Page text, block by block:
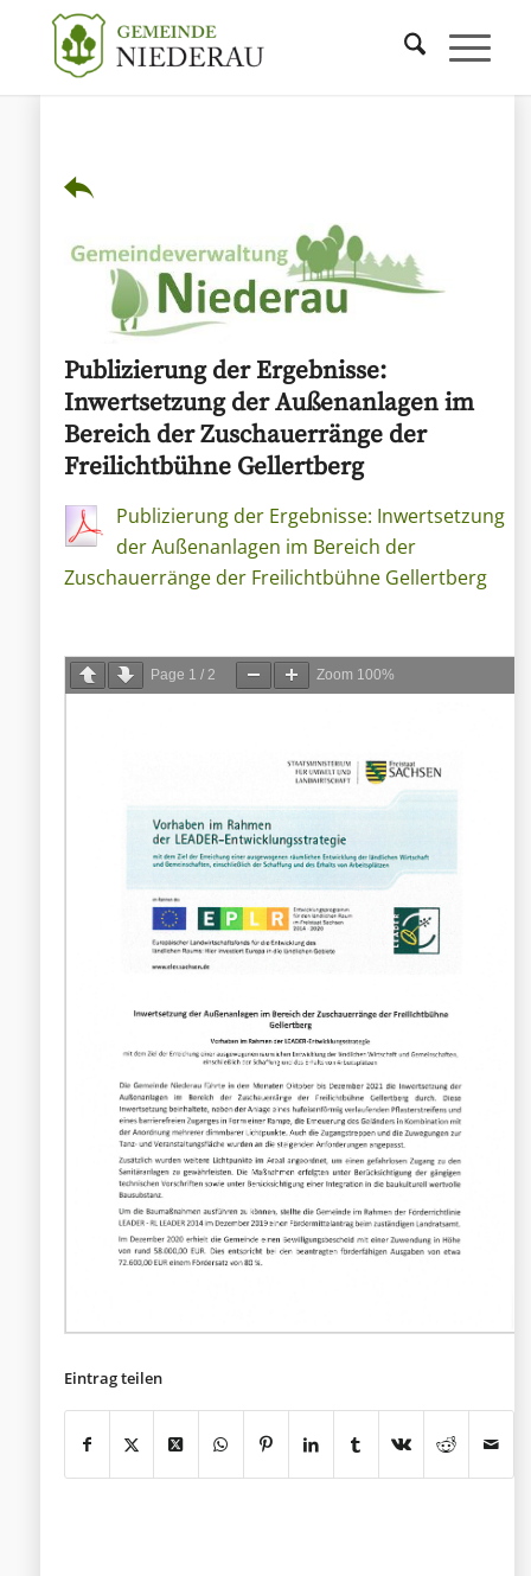
Publizierung der Ergebnisse:
Inwertsetzung der Außenanlagen im
Bereich der Zuschauerränge der
Freilichtbühne Gellertberg
Publizierung der Ergebnisse: Inwertsetzung
der Außenanlagen im Bereich der
Zuschauerränge der Freilichtbühne Gellertberg
Page 1 / 2 Zoom 100%
Eintrag teilen